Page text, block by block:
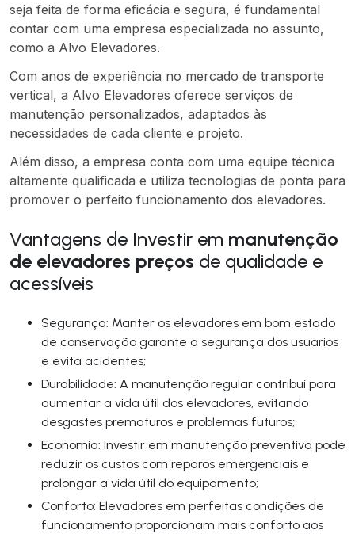
seja feita de forma eficácia e segura, é fundamental
contar com uma empresa especializada no assunto,
como a Alvo Elevadores.
Com anos de experiência no mercado de transporte
vertical, a Alvo Elevadores oferece serviços de
manutenção personalizados, adaptados às
necessidades de cada cliente e projeto.
Além disso, a empresa conta com uma equipe técnica
altamente qualificada e utiliza tecnologias de ponta para
promover o perfeito funcionamento dos elevadores.
Vantagens de Investir em manutenção
de elevadores preços de qualidade e
acessíveis
Segurança: Manter os elevadores em bom estado
de conservação garante a segurança dos usuários
e evita acidentes;
Durabilidade: A manutenção regular contribui para
aumentar a vida útil dos elevadores, evitando
desgastes prematuros e problemas futuros;
Economia: Investir em manutenção preventiva pode
reduzir os custos com reparos emergenciais e
prolongar a vida útil do equipamento;
Conforto: Elevadores em perfeitas condições de
funcionamento proporcionam mais conforto aos